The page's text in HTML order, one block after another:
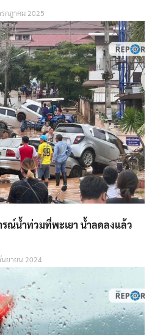
กฎาคม 2025
ณ์น้ำท่วมที่พะเยา น้ำลดลงแล้ว
นยายน 2024